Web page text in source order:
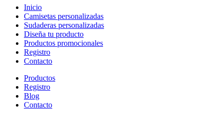
Inicio
Camisetas personalizadas
Sudaderas personalizadas
Diseña tu producto
Productos promocionales
Registro
Contacto
Productos
Registro
Blog
Contacto